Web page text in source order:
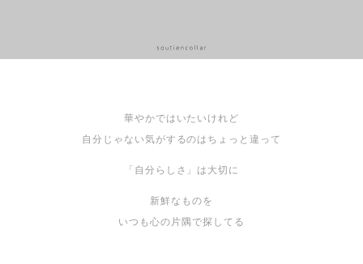
華やかではいたいけれど
自分じゃない気がするのはちょっと違って
「自分らしさ」は大切に
新鮮なものを
いつも心の片隅で探してる